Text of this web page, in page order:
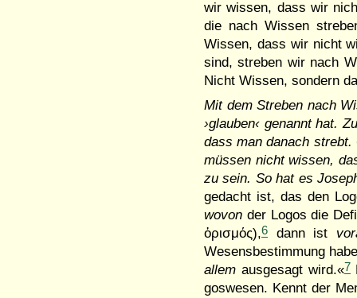
wir wissen, dass wir
die nach Wissen
Wissen, dass wir nicht
sind, streben wir nach
Nicht Wissen, sondern
Mit dem Streben nach
›glau­ben‹ genannt hat.
dass man danach
müssen nicht wissen,
zu sein. So hat es
gedacht ist, das den
wovon der Logos die
ὁρισμός),6 dann ist
Wesensbe­stimmung
allem ausge­sagt wird.«7
goswesen. Kennt der